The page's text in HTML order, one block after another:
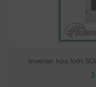
Inverter hòa lưới